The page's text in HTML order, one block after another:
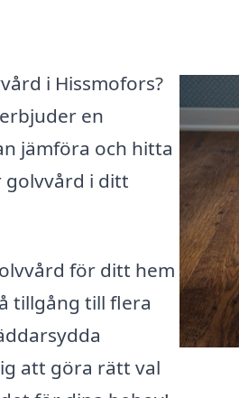
i Hissmofors?
en
jämföra och hitta
golvvård i ditt
för ditt hem
tillgång till flera
att göra rätt val